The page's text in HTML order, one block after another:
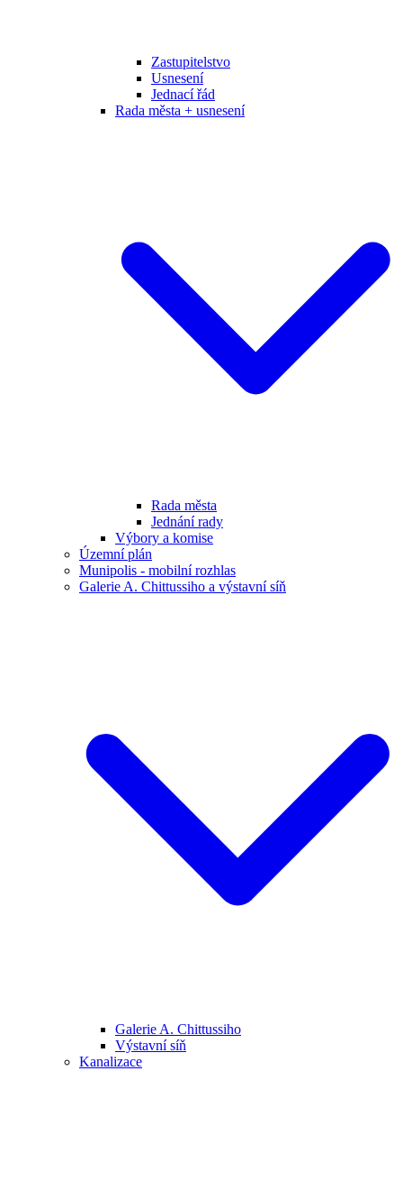
Zastupitelstvo
Usnesení
Jednací řád
Rada města + usnesení
Rada města
Jednání rady
Výbory a komise
Územní plán
Munipolis - mobilní rozhlas
Galerie A. Chittussiho a výstavní síň
Galerie A. Chittussiho
Výstavní síň
Kanalizace